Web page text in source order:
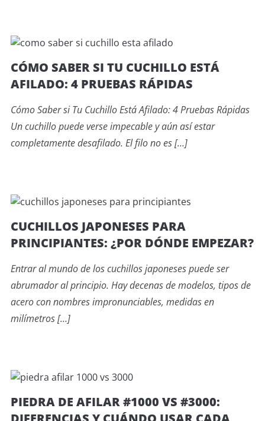
CÓMO SABER SI TU CUCHILLO ESTÁ
AFILADO: 4 PRUEBAS RÁPIDAS
Cómo Saber si Tu Cuchillo Está Afilado: 4 Pruebas Rápidas
Un cuchillo puede verse impecable y aún así estar
completamente desafilado. El filo no es […]
CUCHILLOS JAPONESES PARA
PRINCIPIANTES: ¿POR DÓNDE EMPEZAR?
Entrar al mundo de los cuchillos japoneses puede ser
abrumador al principio. Hay decenas de modelos, tipos de
acero con nombres impronunciables, medidas en
milímetros […]
PIEDRA DE AFILAR #1000 VS #3000: